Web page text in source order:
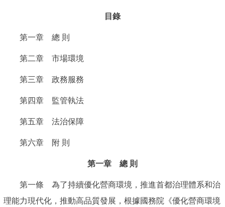
目錄
第一章 總 則
第二章 市場環境
第三章 政務服務
第四章 監管執法
第五章 法治保障
第六章 附 則
第一章 總 則
第一條 為了持續優化營商環境，推進首都治理體系和治
理能力現代化，推動高品質發展，根據國務院《優化營商環境